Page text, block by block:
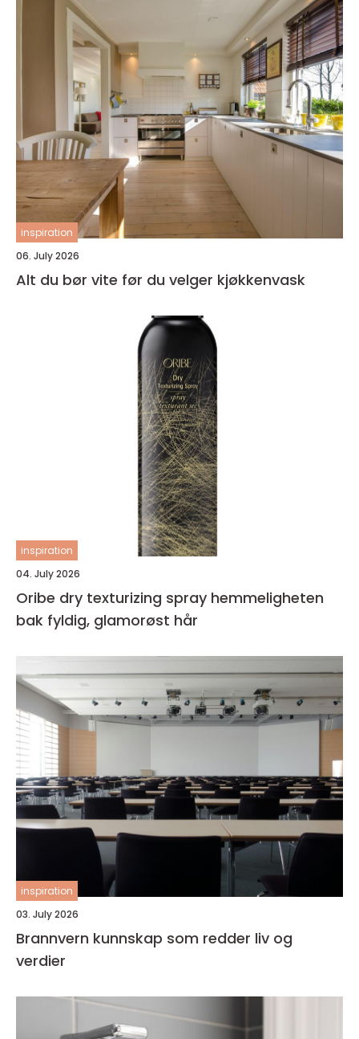
inspiration
06. July 2026
Alt du bør vite før du velger kjøkkenvask
inspiration
04. July 2026
Oribe dry texturizing spray hemmeligheten
bak fyldig, glamorøst hår
inspiration
03. July 2026
Brannvern kunnskap som redder liv og
verdier